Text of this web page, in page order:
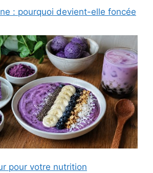
: pourquoi devient-elle foncée
pour votre nutrition